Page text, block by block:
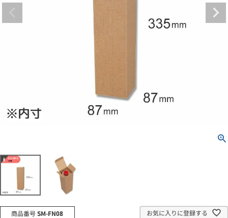
商品番号SM-FN08 お気に入りに登録する